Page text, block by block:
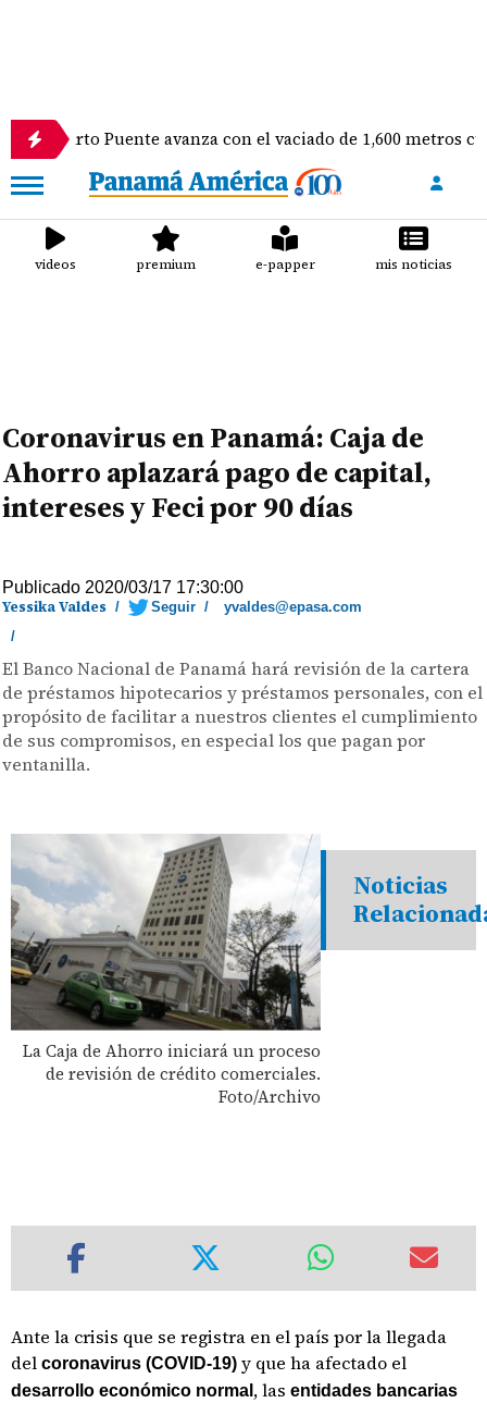
avanza con el vaciado de 1,600 metros cúbicos de
videos premium e-papper mis noticias
Coronavirus en Panamá: Caja de
Ahorro aplazará pago de capital,
intereses y Feci por 90 días
Publicado 2020/03/17 17:30:00
Yessika Valdes / Seguir /
yvaldes@epasa.com
/
El Banco Nacional de Panamá hará revisión de la cartera
de préstamos hipotecarios y préstamos personales, con el
propósito de facilitar a nuestros clientes el cumplimiento
de sus compromisos, en especial los que pagan por
ventanilla.
La Caja de Ahorro iniciará un proceso
de revisión de crédito comerciales.
Foto/Archivo
Noticias
Ante la crisis que se registra en el país por la llegada
del coronavirus (COVID-19) y que ha afectado el
desarrollo económico normal , las entidades bancarias